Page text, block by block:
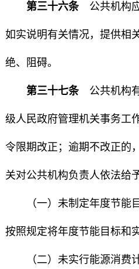
第三十六条公共机构应
如实说明有关情况，提供相
绝、阻碍。
第三十七条公共机构有
级人民政府管理机关事务工
令限期改正；逾期不改正的
关对公共机构负责人依法给
（一）未制定年度节能
按照规定将年度节能目标和
（二）未实行能源消费计